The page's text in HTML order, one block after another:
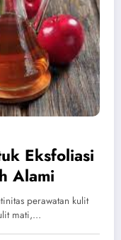
Eksfoliasi
Alami
perawatan kulit
mati,…